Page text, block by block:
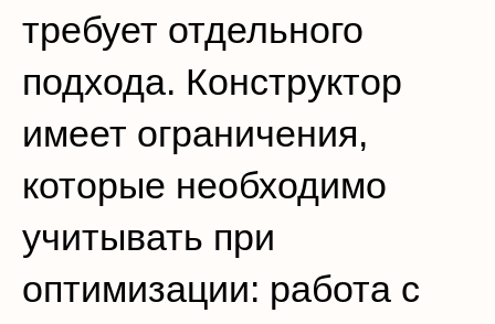
требует отдельного
подхода. Конструктор
имеет ограничения,
которые необходимо
учитывать при
оптимизации: работа с